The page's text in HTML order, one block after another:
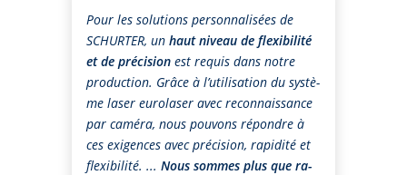
Pour les so­lu­tions per­son­na­li­sées de
SCHURTER, un haut ni­veau de fle­xi­bi­li­té
et de pré­ci­sion est re­quis dans no­tre
pro­duc­tion. Grâ­ce à l’u­ti­li­sa­tion du sys­tè­
me la­ser eu­ro­la­ser a­vec re­con­nais­san­ce
par ca­mé­ra, nous pou­vons ré­pon­dre à
ces e­xi­gen­ces a­vec pré­ci­sion, ra­pi­di­té et
fle­xi­bi­li­té. ... Nous som­mes plus que ra­